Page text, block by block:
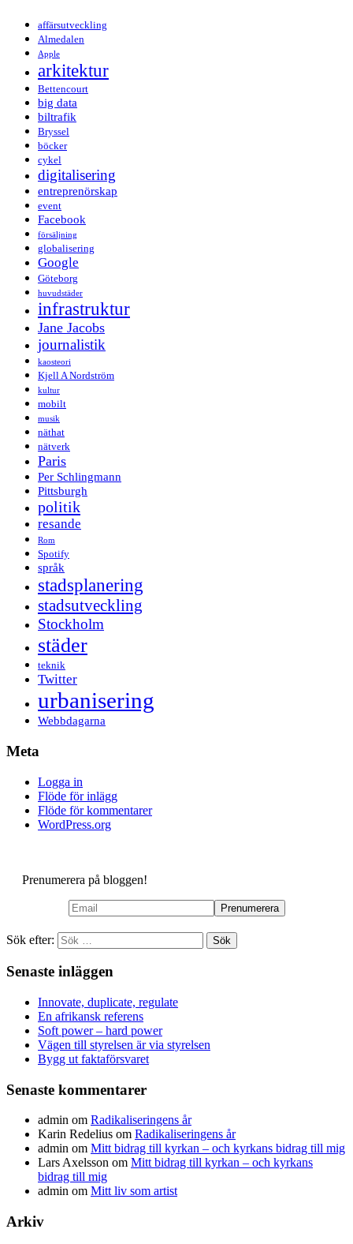
affärsutveckling
Almedalen
Apple
arkitektur
Bettencourt
big data
biltrafik
Bryssel
böcker
cykel
digitalisering
entreprenörskap
event
Facebook
försäljning
globalisering
Google
Göteborg
huvudstäder
infrastruktur
Jane Jacobs
journalistik
kaosteori
Kjell A Nordström
kultur
mobilt
musik
näthat
nätverk
Paris
Per Schlingmann
Pittsburgh
politik
resande
Rom
Spotify
språk
stadsplanering
stadsutveckling
Stockholm
städer
teknik
Twitter
urbanisering
Webbdagarna
Meta
Logga in
Flöde för inlägg
Flöde för kommentarer
WordPress.org
Prenumerera på bloggen!
Sök efter:
Senaste inläggen
Innovate, duplicate, regulate
En afrikansk referens
Soft power – hard power
Vägen till styrelsen är via styrelsen
Bygg ut faktaförsvaret
Senaste kommentarer
admin om Radikaliseringens år
Karin Redelius om Radikaliseringens år
admin om Mitt bidrag till kyrkan – och kyrkans bidrag till mig
Lars Axelsson om Mitt bidrag till kyrkan – och kyrkans
bidrag till mig
admin om Mitt liv som artist
Arkiv